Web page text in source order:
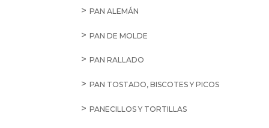
PAN ALEMÁN
PAN DE MOLDE
PAN RALLADO
PAN TOSTADO, BISCOTES Y PICOS
PANECILLOS Y TORTILLAS